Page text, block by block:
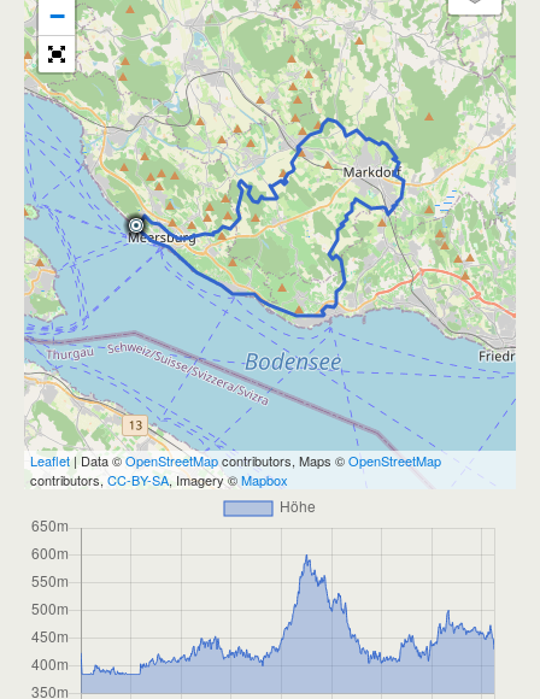
−
Leaflet | Data ©OpenStreetMapcontributors, Maps ©OpenStreetMap
contributors, CC-BY-SA, Imagery ©Mapbox